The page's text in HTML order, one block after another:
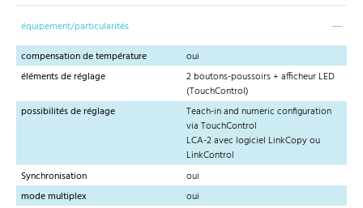
équipement/particularités
compensation de température
oui
éléments de réglage
2 boutons-poussoirs + afficheur LED
(TouchControl)
possibilités de réglage
Teach-in and numeric configuration
via TouchControl
LCA-2 avec logiciel LinkCopy ou
LinkControl
Synchronisation
oui
mode multiplex
oui